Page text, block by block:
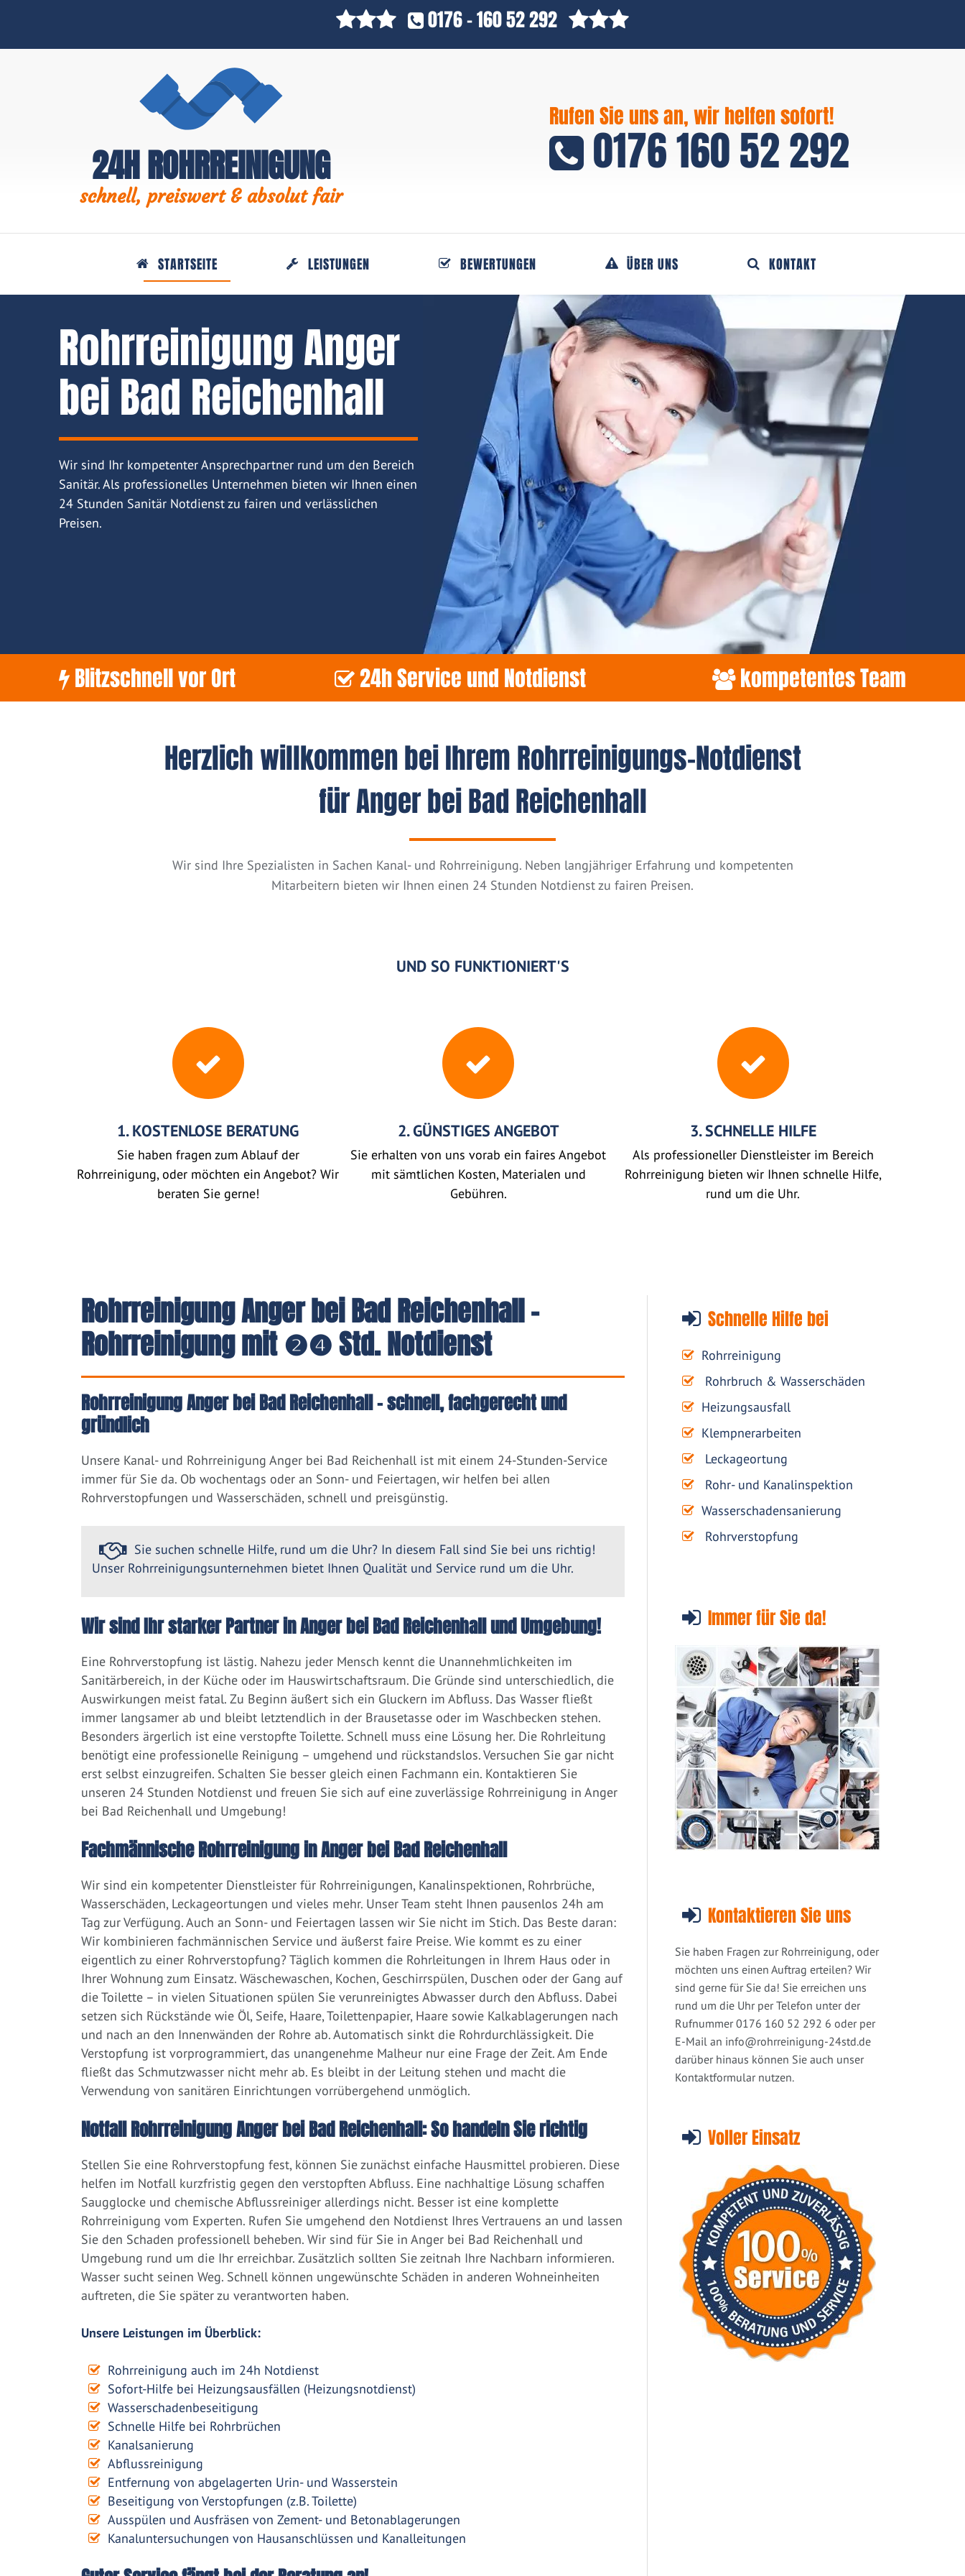
0176 - 160 52 292
Rufen Sie uns an, wir helfen sofort!
0176 160 52 292
24H ROHRREINIGUNG
schnell, preiswert & absolut fair
STARTSEITE LEISTUNGEN BEWERTUNGEN ÜBER UNS KONTAKT
Rohrreinigung Anger
bei Bad Reichenhall
Wir sind Ihr kompetenter Ansprechpartner rund um den Bereich
Sanitär. Als professionelles Unternehmen bieten wir Ihnen einen
24 Stunden Sanitär Notdienst zu fairen und verlässlichen
Preisen.
Blitzschnell vor Ort 24h Service und Notdienst kompetentes Team
Herzlich willkommen bei Ihrem Rohrreinigungs-Notdienst
für Anger bei Bad Reichenhall
Wir sind Ihre Spezialisten in Sachen Kanal- und Rohrreinigung. Neben langjähriger Erfahrung und kompetenten
Mitarbeitern bieten wir Ihnen einen 24 Stunden Notdienst zu fairen Preisen.
UND SO FUNKTIONIERT'S
1. KOSTENLOSE BERATUNG
Sie haben fragen zum Ablauf der
Rohrreinigung, oder möchten ein Angebot? Wir
beraten Sie gerne!
2. GÜNSTIGES ANGEBOT
Sie erhalten von uns vorab ein faires Angebot
mit sämtlichen Kosten, Materialen und
Gebühren.
3. SCHNELLE HILFE
Als professioneller Dienstleister im Bereich
Rohrreinigung bieten wir Ihnen schnelle Hilfe,
rund um die Uhr.
Schnelle Hilfe bei
Rohrreinigung
Rohrbruch & Wasserschäden
Heizungsausfall
Klempnerarbeiten
Leckageortung
Rohr- und Kanalinspektion
Wasserschadensanierung
Rohrverstopfung
Immer für Sie da!
Kontaktieren Sie uns
Sie haben Fragen zur Rohrreinigung, oder
möchten uns einen Auftrag erteilen? Wir
sind gerne für Sie da! Sie erreichen uns
rund um die Uhr per Telefon unter der
Rufnummer 0176 160 52 292 6 oder per
E-Mail an info@rohrreinigung-24std.de
darüber hinaus können Sie auch unser
Kontaktformular nutzen.
Rohrreinigung Anger bei Bad Reichenhall -
Rohrreinigung mit ❷❹ Std. Notdienst
Rohrreinigung Anger bei Bad Reichenhall – schnell, fachgerecht und
gründlich
Unsere Kanal- und Rohrreinigung Anger bei Bad Reichenhall ist mit einem 24-Stunden-Service
immer für Sie da. Ob wochentags oder an Sonn- und Feiertagen, wir helfen bei allen
Rohrverstopfungen und Wasserschäden, schnell und preisgünstig.
Sie suchen schnelle Hilfe, rund um die Uhr? In diesem Fall sind Sie bei uns richtig!
Unser Rohrreinigungsunternehmen bietet Ihnen Qualität und Service rund um die Uhr.
Wir sind Ihr starker Partner in Anger bei Bad Reichenhall und Umgebung!
Eine Rohrverstopfung ist lästig. Nahezu jeder Mensch kennt die Unannehmlichkeiten im
Sanitärbereich, in der Küche oder im Hauswirtschaftsraum. Die Gründe sind unterschiedlich, die
Auswirkungen meist fatal. Zu Beginn äußert sich ein Gluckern im Abfluss. Das Wasser fließt
immer langsamer ab und bleibt letztendlich in der Brausetasse oder im Waschbecken stehen.
Besonders ärgerlich ist eine verstopfte Toilette. Schnell muss eine Lösung her. Die Rohrleitung
benötigt eine professionelle Reinigung – umgehend und rückstandslos. Versuchen Sie gar nicht
erst selbst einzugreifen. Schalten Sie besser gleich einen Fachmann ein. Kontaktieren Sie
unseren 24 Stunden Notdienst und freuen Sie sich auf eine zuverlässige Rohrreinigung in Anger
bei Bad Reichenhall und Umgebung!
Fachmännische Rohrreinigung in Anger bei Bad Reichenhall
Wir sind ein kompetenter Dienstleister für Rohrreinigungen, Kanalinspektionen, Rohrbrüche,
Wasserschäden, Leckageortungen und vieles mehr. Unser Team steht Ihnen pausenlos 24h am
Tag zur Verfügung. Auch an Sonn- und Feiertagen lassen wir Sie nicht im Stich. Das Beste daran:
Wir kombinieren fachmännischen Service und äußerst faire Preise. Wie kommt es zu einer
eigentlich zu einer Rohrverstopfung? Täglich kommen die Rohrleitungen in Ihrem Haus oder in
Ihrer Wohnung zum Einsatz. Wäschewaschen, Kochen, Geschirrspülen, Duschen oder der Gang auf
die Toilette – in vielen Situationen spülen Sie verunreinigtes Abwasser durch den Abfluss. Dabei
setzen sich Rückstände wie Öl, Seife, Haare, Toilettenpapier, Haare sowie Kalkablagerungen nach
und nach an den Innenwänden der Rohre ab. Automatisch sinkt die Rohrdurchlässigkeit. Die
Verstopfung ist vorprogrammiert, das unangenehme Malheur nur eine Frage der Zeit. Am Ende
fließt das Schmutzwasser nicht mehr ab. Es bleibt in der Leitung stehen und macht die
Verwendung von sanitären Einrichtungen vorrübergehend unmöglich.
Notfall Rohrreinigung Anger bei Bad Reichenhall: So handeln Sie richtig
Stellen Sie eine Rohrverstopfung fest, können Sie zunächst einfache Hausmittel probieren. Diese
helfen im Notfall kurzfristig gegen den verstopften Abfluss. Eine nachhaltige Lösung schaffen
Saugglocke und chemische Abflussreiniger allerdings nicht. Besser ist eine komplette
Rohrreinigung vom Experten. Rufen Sie umgehend den Notdienst Ihres Vertrauens an und lassen
Sie den Schaden professionell beheben. Wir sind für Sie in Anger bei Bad Reichenhall und
Umgebung rund um die Ihr erreichbar. Zusätzlich sollten Sie zeitnah Ihre Nachbarn informieren.
Wasser sucht seinen Weg. Schnell können ungewünschte Schäden in anderen Wohneinheiten
auftreten, die Sie später zu verantworten haben.
Unsere Leistungen im Überblick:
Rohrreinigung auch im 24h Notdienst
Sofort-Hilfe bei Heizungsausfällen (Heizungsnotdienst)
Wasserschadenbeseitigung
Schnelle Hilfe bei Rohrbrüchen
Kanalsanierung
Abflussreinigung
Entfernung von abgelagerten Urin- und Wasserstein
Beseitigung von Verstopfungen (z.B. Toilette)
Ausspülen und Ausfräsen von Zement- und Betonablagerungen
Kanaluntersuchungen von Hausanschlüssen und Kanalleitungen
Voller Einsatz